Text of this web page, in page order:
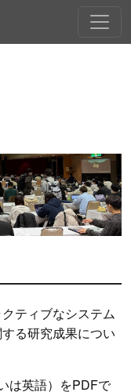
ティブなシステム
る研究成果につい
は英語）をPDFで